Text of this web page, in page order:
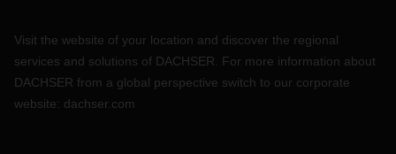
Visit the website of your location and discover the regional
services and solutions of DACHSER. For more information about
DACHSER from a global perspective switch to our corporate
website: dachser.com